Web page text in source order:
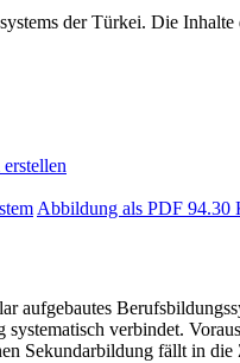
Abbildung als PDF 94.30
aufgebautes
verbindet.
Sekundarbildung fällt in